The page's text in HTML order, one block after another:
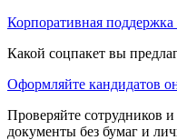
Корпоративная поддержка
Какой соцпакет вы
Оформляйте кандидатов
Проверяйте сотрудников
документы без бумаг и